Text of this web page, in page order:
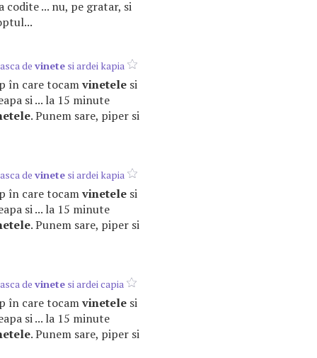
codite ... nu, pe gratar, si
de vinete si ardei kapia
în care tocamvinetele si
si ... la 15 minute
. Punem sare, piper si
de vinete si ardei kapia
în care tocamvinetele si
si ... la 15 minute
. Punem sare, piper si
de vinete si ardei capia
în care tocamvinetele si
si ... la 15 minute
. Punem sare, piper si